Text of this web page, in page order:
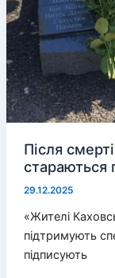
Після
стараються
29.12.2025
«Жителі
підтримують
підписують